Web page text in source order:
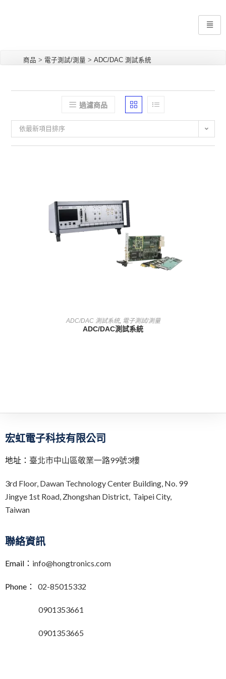
商品 > 電子測試/測量 > ADC/DAC 測試系統
過濾商品
依最新項目排序
查看內容
ADC/DAC 測試系統, 電子測試/測量
ADC/DAC測試系統
宏虹電子科技有限公司
地址： 臺北市中山區敬業一路99號3樓
3rd Floor, Dawan Technology Center Building, No. 99
Jingye 1st Road, Zhongshan District, Taipei City,
Taiwan
聯絡資訊
Email： info@hongtronics.com
Phone： 02-85015332
0901353661
0901353665